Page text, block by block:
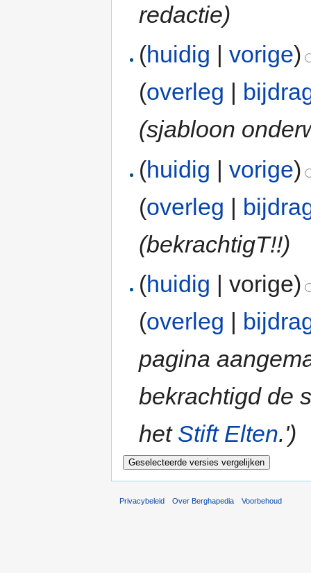
redactie)
(huidig |vorige)
(overleg
(sjabloon
(huidig |vorige)
(overleg |
(bekrachtigT!!)
(huidig | vorige)
(overleg |
pagina
bekrachtigd de
het Stift Elten.')
Privacybeleid Over Berghapedia Voorbehoud